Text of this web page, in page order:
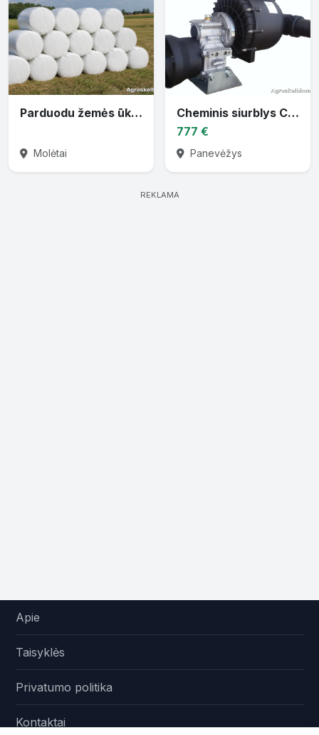
Parduodu žemės ūkio techniką
Molėtai
Cheminis siurblys CTP-30 varomas traktoriaus darbiniu velenu
777 €
Panevėžys
REKLAMA
Apie
Taisyklės
Privatumo politika
Kontaktai